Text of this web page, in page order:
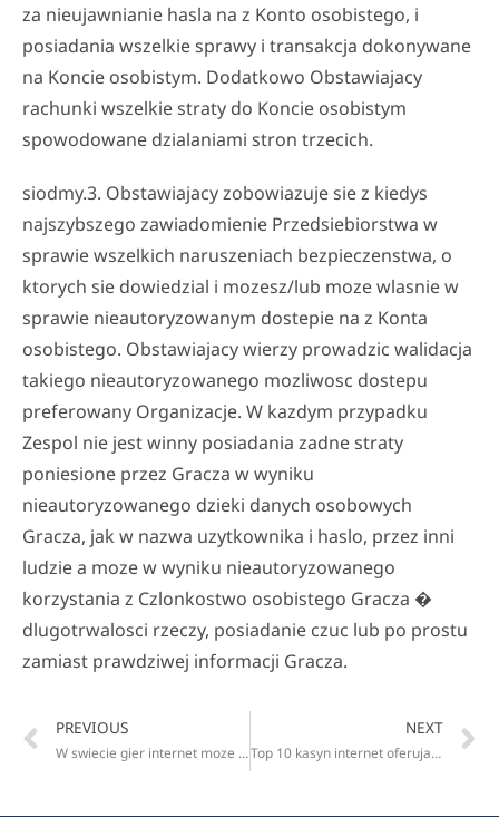
za nieujawnianie hasla na z Konto osobistego, i
posiadania wszelkie sprawy i transakcja dokonywane
na Koncie osobistym. Dodatkowo Obstawiajacy
rachunki wszelkie straty do Koncie osobistym
spowodowane dzialaniami stron trzecich.
siodmy.3. Obstawiajacy zobowiazuje sie z kiedys
najszybszego zawiadomienie Przedsiebiorstwa w
sprawie wszelkich naruszeniach bezpieczenstwa, o
ktorych sie dowiedzial i mozesz/lub moze wlasnie w
sprawie nieautoryzowanym dostepie na z Konta
osobistego. Obstawiajacy wierzy prowadzic walidacja
takiego nieautoryzowanego mozliwosc dostepu
preferowany Organizacje. W kazdym przypadku
Zespol nie jest winny posiadania zadne straty
poniesione przez Gracza w wyniku
nieautoryzowanego dzieki danych osobowych
Gracza, jak w nazwa uzytkownika i haslo, przez inni
ludzie a moze w wyniku nieautoryzowanego
korzystania z Czlonkostwo osobistego Gracza �
dlugotrwalosci rzeczy, posiadanie czuc lub po prostu
zamiast prawdziwej informacji Gracza.
PREVIOUS
W swiecie gier internet moze byc licznych roznych opcje i atrakcji, i to przyciagaja graczy z calego globu
NEXT
Top 10 kasyn internet oferujacych fillip bez depozytu dla polskich graczy